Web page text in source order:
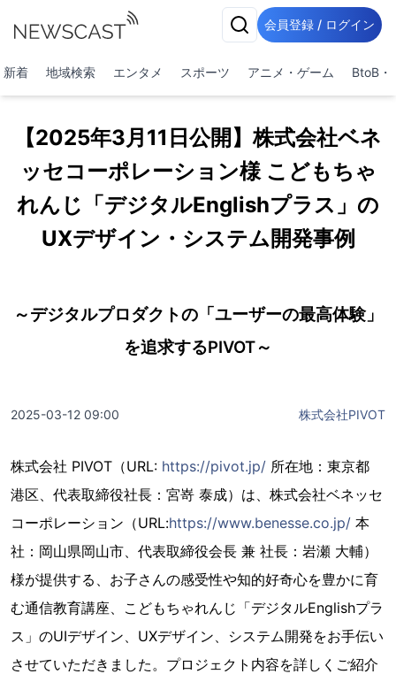
会員登録 / ログイン
新着 地域検索 エンタメ スポーツ アニメ・ゲーム BtoB・
【2025年3月11日公開】株式会社ベネ
ッセコーポレーション様 こどもちゃ
れんじ「デジタルEnglishプラス」の
UXデザイン・システム開発事例
～デジタルプロダクトの「ユーザーの最高体験」
を追求するPIVOT～
2025-03-12 09:00 株式会社PIVOT
株式会社 PIVOT（URL: https://pivot.jp/ 所在地：東京都
港区、代表取締役社⻑：宮嵜 泰成）は、株式会社ベネッセ
コーポレーション（URL:https://www.benesse.co.jp/ 本
社：岡山県岡山市、代表取締役会長 兼 社長：岩瀬 大輔）
様が提供する、お子さんの感受性や知的好奇心を豊かに育
む通信教育講座、こどもちゃれんじ「デジタルEnglishプラ
ス」のUIデザイン、UXデザイン、システム開発をお手伝い
させていただきました。プロジェクト内容を詳しくご紹介